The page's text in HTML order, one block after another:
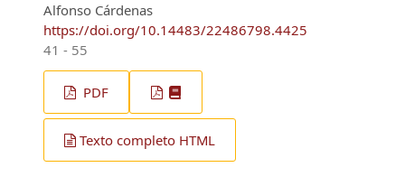
Alfonso Cárdenas
https://doi.org/10.14483/22486798.4425
41 - 55
PDF
Texto completo HTML